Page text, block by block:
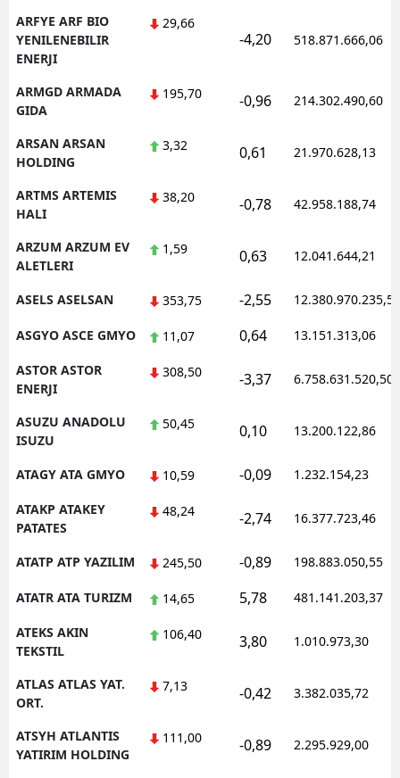
ARFYE ARF BIO
YENILENEBILIR
ENERJI
29,66
-4,20 518.871.666,06
ARMGD ARMADA
GIDA
195,70 -0,96 214.302.490,60
ARSAN ARSAN
HOLDING
3,32 0,61 21.970.628,13
ARTMS ARTEMIS
HALI
38,20 -0,78 42.958.188,74
ARZUM ARZUM EV
ALETLERI
1,59 0,63 12.041.644,21
ASELS ASELSAN 353,75 -2,55 12.380.970.235,50
ASGYO ASCE GMYO 11,07 0,64 13.151.313,06
ASTOR ASTOR
ENERJI
308,50 -3,37 6.758.631.520,50
ASUZU ANADOLU
ISUZU
50,45 0,10 13.200.122,86
ATAGY ATA GMYO 10,59 -0,09 1.232.154,23
ATAKP ATAKEY
PATATES
48,24 -2,74 16.377.723,46
ATATP ATP YAZILIM 245,50 -0,89 198.883.050,55
ATATR ATA TURIZM 14,65 5,78 481.141.203,37
ATEKS AKIN
TEKSTIL
106,40 3,80 1.010.973,30
ATLAS ATLAS YAT.
ORT.
7,13 -0,42 3.382.035,72
ATSYH ATLANTIS
YATIRIM HOLDING
111,00 -0,89 2.295.929,00